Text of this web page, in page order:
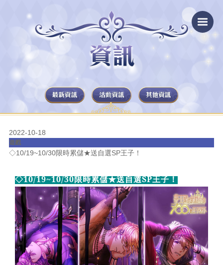
2022-10-18
遊戲
◇10/19~10/30限時累儲★送自選SP王子！
◇10/19~10/30限時累儲★送自選SP王子！